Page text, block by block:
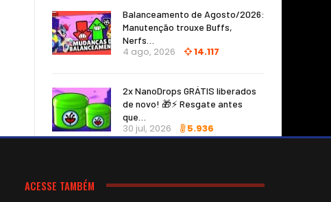
Balanceamento de Agosto/2026:
Manutenção trouxe Buffs,
Nerfs…
4 ago, 2026 14.117
2x NanoDrops GRÁTIS liberados
de novo! 🎁⚡ Resgate antes
que…
30 jul, 2026 5.936
ACESSE TAMBÉM